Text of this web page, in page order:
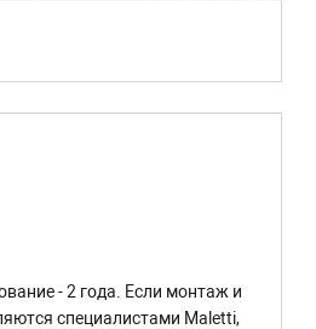
- 2 года. Если монтаж и
специалистами Maletti,